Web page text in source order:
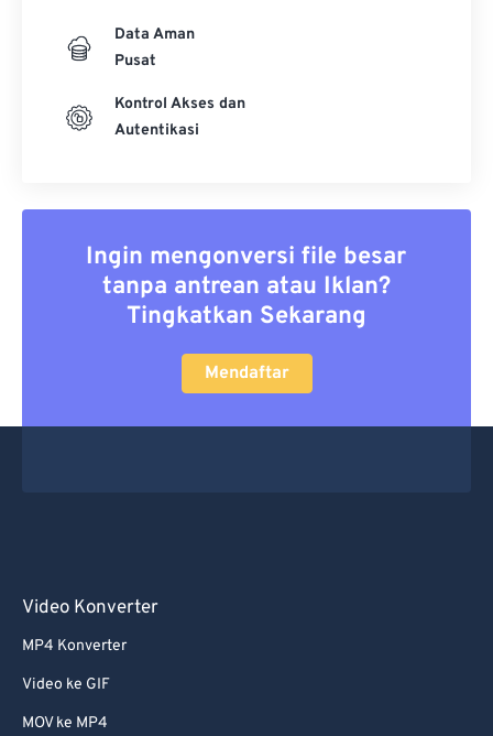
Data Aman
Pusat
Kontrol Akses dan
Autentikasi
Ingin mengonversi file besar
tanpa antrean atau Iklan?
Tingkatkan Sekarang
Mendaftar
Video Konverter
MP4 Konverter
Video ke GIF
MOV ke MP4